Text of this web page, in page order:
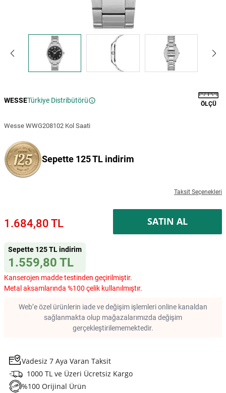
WESSETürkiye Distribütörü ÖLÇÜ
Wesse WWG208102 Kol Saati
Sepette 125 TL indirim
Taksit Seçenekleri
1.684,80 TL SATIN AL
Sepette 125 TL indirim
1.559,80 TL
Kanserojen madde testinden geçirilmiştir.
Metal aksamlarında %100 çelik kullanılmıştır.
Web’e özel ürünlerin iade ve değişim işlemleri online kanaldan
sağlanmakta olup mağazalarımızda değişim
gerçekleştirilememektedir.
Vadesiz 7 Aya Varan Taksit
1000 TL ve Üzeri Ücretsiz Kargo
%100 Orijinal Ürün